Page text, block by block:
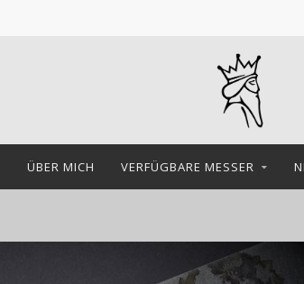
ÜBER MICH VERFÜGBARE MESSER